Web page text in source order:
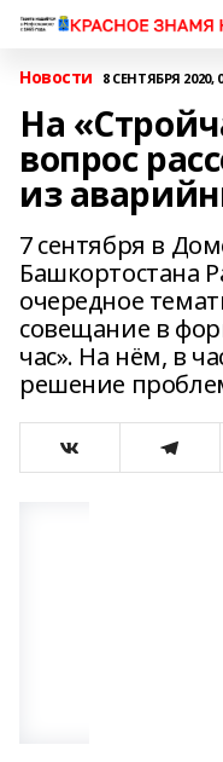
Новости 8 СЕНТЯБРЯ 2020,
На
вопрос
из
7 сентября в
Башкортостана
очередное
совещание в
час». На нём, в
решение